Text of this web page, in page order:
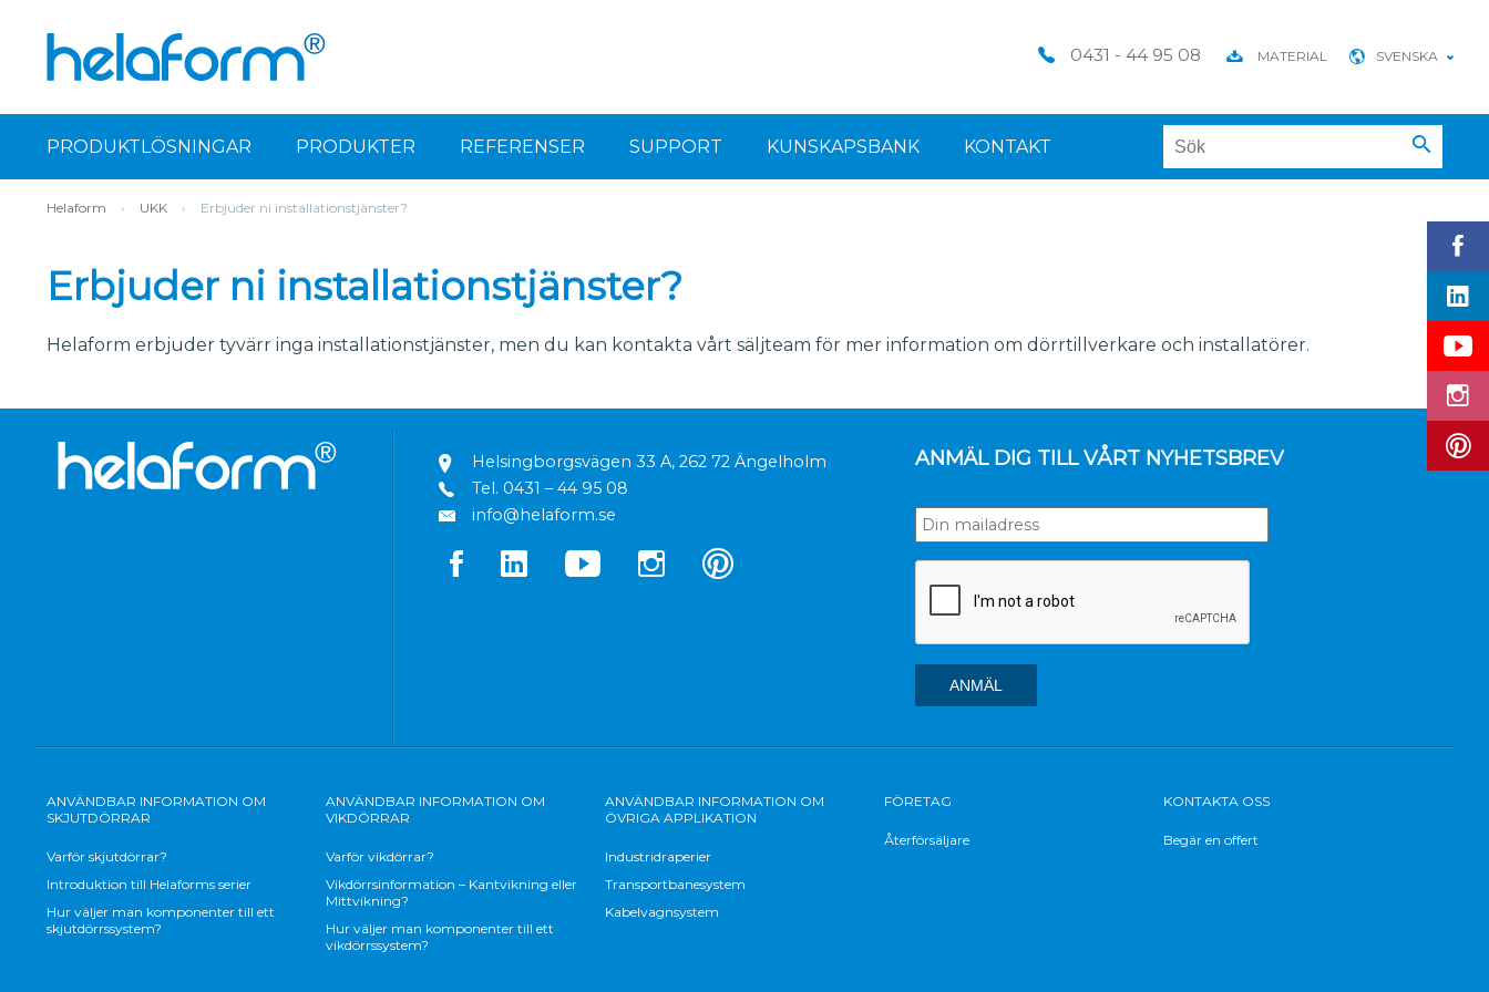
SVENSKA
0431 - 44 95 08 MATERIAL
PRODUKTLÖSNINGAR PRODUKTER REFERENSER SUPPORT KUNSKAPSBANK KONTAKT
Helaform › UKK › Erbjuder ni installationstjänster?
Erbjuder ni installationstjänster?
Helaform erbjuder tyvärr inga installationstjänster, men du kan kontakta vårt säljteam för mer information om dörrtillverkare och installatörer.
Helsingborgsvägen 33 A, 262 72 Ängelholm
Tel. 0431 – 44 95 08
info@helaform.se
ANMÄL DIG TILL VÅRT NYHETSBREV
ANVÄNDBAR INFORMATION OM
SKJUTDÖRRAR
Varför skjutdörrar?
Introduktion till Helaforms serier
Hur väljer man komponenter till ett
skjutdörrssystem?
ANVÄNDBAR INFORMATION OM
VIKDÖRRAR
Varför vikdörrar?
Vikdörrsinformation – Kantvikning eller
Mittvikning?
Hur väljer man komponenter till ett
vikdörrssystem?
ANVÄNDBAR INFORMATION OM
ÖVRIGA APPLIKATION
Industridraperier
Transportbanesystem
Kabelvagnsystem
FÖRETAG
Återförsäljare
KONTAKTA OSS
Begär en offert